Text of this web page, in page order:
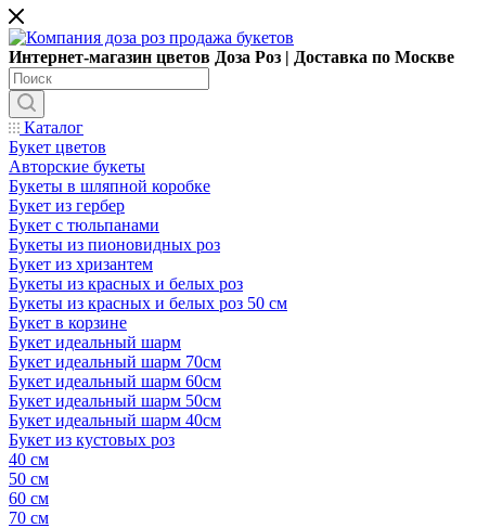
Интернет-магазин цветов Доза Роз | Доставка по Москве
Каталог
Букет цветов
Авторские букеты
Букеты в шляпной коробке
Букет из гербер
Букет с тюльпанами
Букеты из пионовидных роз
Букет из хризантем
Букеты из красных и белых роз
Букеты из красных и белых роз 50 см
Букет в корзине
Букет идеальный шарм
Букет идеальный шарм 70см
Букет идеальный шарм 60см
Букет идеальный шарм 50см
Букет идеальный шарм 40см
Букет из кустовых роз
40 см
50 см
60 см
70 см